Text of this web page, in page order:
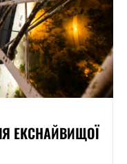
ЕКСНАЙВИЩОЇ